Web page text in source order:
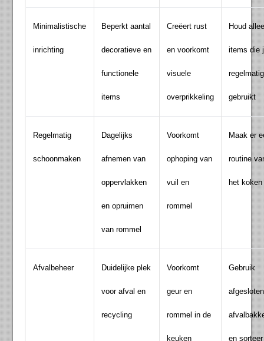
Minimalistische
inrichting
Beperkt aantal
decoratieve en
functionele
items
Creëert rust
en voorkomt
visuele
overprikkeling
Houd
items die
regelmatig
gebruikt
Regelmatig
schoonmaken
Dagelijks
afnemen van
oppervlakken
en opruimen
van rommel
Voorkomt
ophoping van
vuil en
rommel
Maak er
routine
het koken
Afvalbeheer Duidelijke plek
voor afval en
recycling
Voorkomt
geur en
rommel in de
keuken
Gebruik
afgesloten
en sorteer